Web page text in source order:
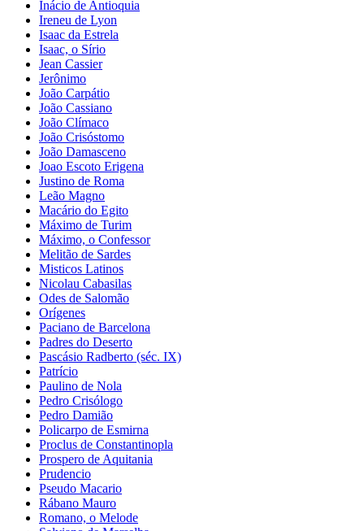
Inácio de Antioquia
Ireneu de Lyon
Isaac da Estrela
Isaac, o Sírio
Jean Cassier
Jerônimo
João Carpátio
João Cassiano
João Clímaco
João Crisóstomo
João Damasceno
Joao Escoto Erigena
Justino de Roma
Leão Magno
Macário do Egito
Máximo de Turim
Máximo, o Confessor
Melitão de Sardes
Misticos Latinos
Nicolau Cabasilas
Odes de Salomão
Orígenes
Paciano de Barcelona
Padres do Deserto
Pascásio Radberto (séc. IX)
Patrício
Paulino de Nola
Pedro Crisólogo
Pedro Damião
Policarpo de Esmirna
Proclus de Constantinopla
Prospero de Aquitania
Prudencio
Pseudo Macario
Rábano Mauro
Romano, o Melode